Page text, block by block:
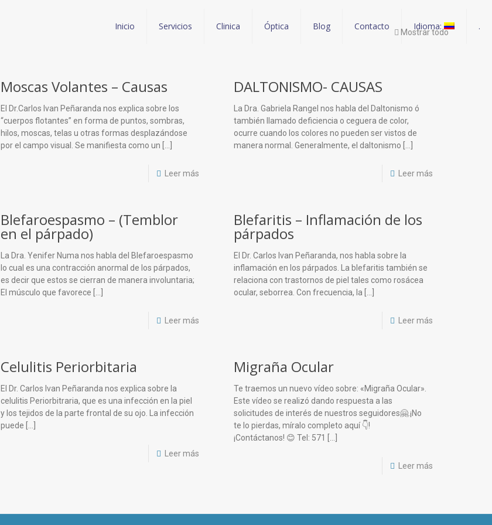
Inicio Servicios Clinica Óptica Blog Contacto Idioma: .
Mostrar todo
Moscas Volantes – Causas
El Dr.Carlos Ivan Peñaranda nos explica sobre los
“cuerpos flotantes” en forma de puntos, sombras,
hilos, moscas, telas u otras formas desplazándose
por el campo visual. Se manifiesta como un
Leer más
DALTONISMO- CAUSAS
La Dra. Gabriela Rangel nos habla del Daltonismo ó
también llamado deficiencia o ceguera de color,
ocurre cuando los colores no pueden ser vistos de
manera normal. Generalmente, el daltonismo
Leer más
Blefaroespasmo – (Temblor
en el párpado)
La Dra. Yenifer Numa nos habla del Blefaroespasmo
lo cual es una contracción anormal de los párpados,
es decir que estos se cierran de manera involuntaria;
El músculo que favorece
Leer más
Blefaritis – Inflamación de los
párpados
El Dr. Carlos Ivan Peñaranda, nos habla sobre la
inflamación en los párpados. La blefaritis también se
relaciona con trastornos de piel tales como rosácea
ocular, seborrea. Con frecuencia, la
Leer más
Celulitis Periorbitaria
El Dr. Carlos Ivan Peñaranda nos explica sobre la
celulitis Periorbitraria, que es una infección en la piel
y los tejidos de la parte frontal de su ojo. La infección
puede
Leer más
Migraña Ocular
Te traemos un nuevo vídeo sobre: «Migraña Ocular».
Este vídeo se realizó dando respuesta a las
solicitudes de interés de nuestros seguidores🤗.¡No
te lo pierdas, míralo completo aquí 👇!
¡Contáctanos! 😊 Tel: 571
Leer más